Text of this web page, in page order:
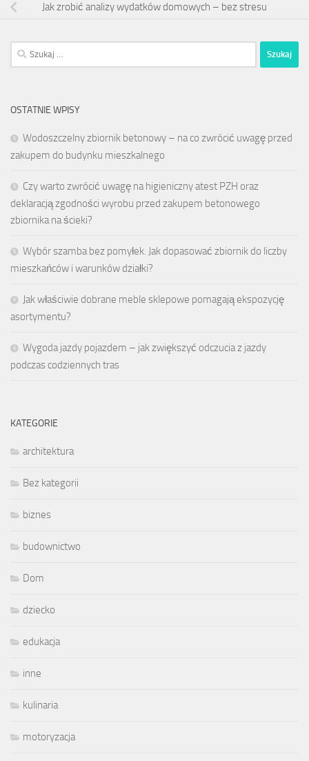
Jak zrobić analizy wydatków domowych – bez stresu
Szukaj:
OSTATNIE WPISY
Wodoszczelny zbiornik betonowy – na co zwrócić uwagę przed
zakupem do budynku mieszkalnego
Czy warto zwrócić uwagę na higieniczny atest PZH oraz
deklaracją zgodności wyrobu przed zakupem betonowego
zbiornika na ścieki?
Wybór szamba bez pomyłek. Jak dopasować zbiornik do liczby
mieszkańców i warunków działki?
Jak właściwie dobrane meble sklepowe pomagają ekspozycję
asortymentu?
Wygoda jazdy pojazdem – jak zwiększyć odczucia z jazdy
podczas codziennych tras
KATEGORIE
architektura
Bez kategorii
biznes
budownictwo
Dom
dziecko
edukacja
inne
kulinaria
motoryzacja